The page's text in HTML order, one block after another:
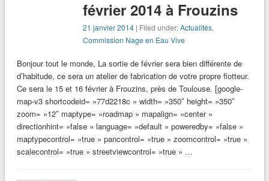
février 2014 à Frouzins
21 janvier 2014 | Filed under:Actualités,
Commission Nage en Eau Vive
Bonjour tout le monde, La sortie de février sera bien différente de
d’habitude, ce sera un atelier de fabrication de votre propre flotteur.
Ce sera le 15 et 16 février à Frouzins, près de Toulouse. [google-
map-v3 shortcodeid= »77d2218c » width= »350″ height= »350″
zoom= »12″ maptype= »roadmap » mapalign= »center »
directionhint= »false » language= »default » poweredby= »false »
maptypecontrol= »true » pancontrol= »true » zoomcontrol= »true »
scalecontrol= »true » streetviewcontrol= »true » …